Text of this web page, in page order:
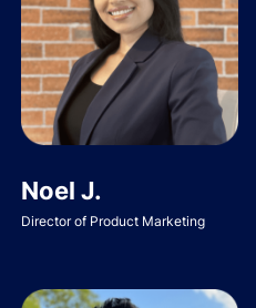
Noel J.
Director of Product Marketing